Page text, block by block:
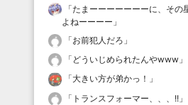
「たまーーーーーーーに、その
よねーーーー 」
「お前犯人だろ 」
「 どういじめられたんやwww 」
「大きい方が弟かっ！ 」
「 トランスフォーマー、、、!! 」